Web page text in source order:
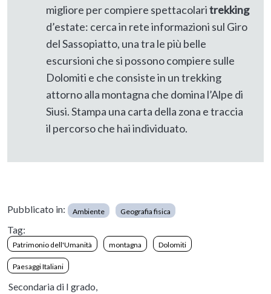
migliore per compiere spettacolaritrekking
d’estate: cerca in rete informazioni sul Giro
del Sassopiatto, una tra le più belle
escursioni che si possono compiere sulle
Dolomiti e che consiste in un trekking
attorno alla montagna che domina l’Alpe di
Siusi. Stampa una carta della zona e traccia
il percorso che hai individuato.
Pubblicato in: Ambiente Geografia fisica
Tag:
Patrimonio dell'Umanità montagna Dolomiti
Paesaggi Italiani
Secondaria di I grado,